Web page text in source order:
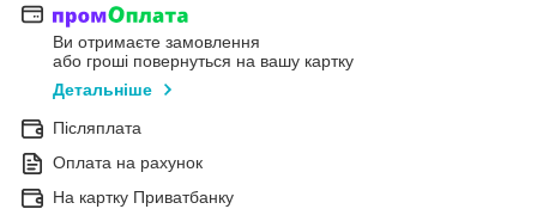
Ви отримаєте замовлення
або гроші повернуться на вашу картку
Детальніше
Післяплата
Оплата на рахунок
На картку Приватбанку